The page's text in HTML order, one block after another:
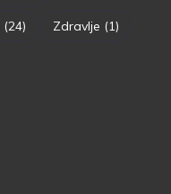
(24) Zdravlje (1)